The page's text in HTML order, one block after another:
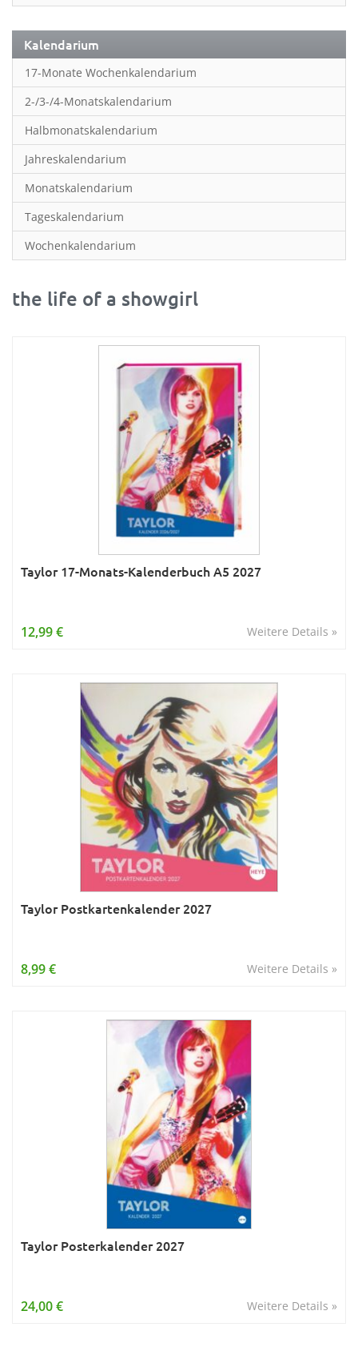
Kunst
Länder & Städte
Landschaft & Natur
Lifestyle
Literatur
Manga & Animé
Neutrale Kalender
Partner- & Wandplaner
Planung & Organisation
Ratgeber
Sternzeichen & Mond
Verkehr & Technik
Wissen & Allgemeinbildung
Kalendarium
17-Monate Wochenkalendarium
2-/3-/4-Monatskalendarium
Halbmonatskalendarium
Jahreskalendarium
Monatskalendarium
Tageskalendarium
Wochenkalendarium
the life of a showgirl
Taylor 17-Monats-Kalenderbuch A5 2027
Weitere Details »
12,99 €
Taylor Postkartenkalender 2027
Weitere Details »
8,99 €
Taylor Posterkalender 2027
Weitere Details »
24,00 €